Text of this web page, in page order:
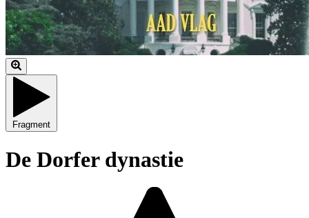
Fragment
De Dorfer dynastie